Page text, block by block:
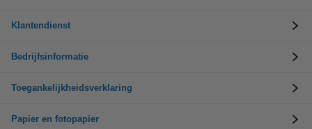
Klantendienst
Bedrijfsinformatie
Toegankelijkheidsverklaring
Papier en fotopapier